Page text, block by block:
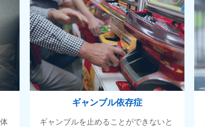
ギャンブル依存症
ギャンブルを止めることができないと